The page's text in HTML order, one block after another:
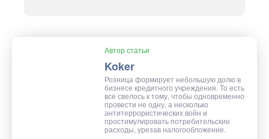
Автор статьи
Koker
Розница формирует небольшую долю в
бизнесе кредитного учреждения. То есть
все свелось к тому, чтобы одновременно
провести не одну, а несколько
антитеррористических войн и
простимулировать потребительские
расходы, урезав налогообложение.